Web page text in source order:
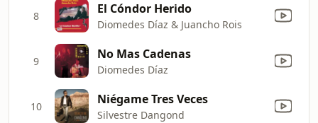
8 El Cóndor Herido
Diomedes Díaz & Juancho Rois
9 No Mas Cadenas
Diomedes Díaz
10 Niégame Tres Veces
Silvestre Dangond